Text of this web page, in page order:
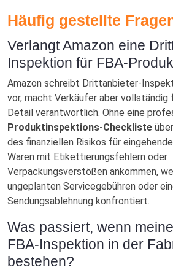
Häufig gestellte
Verlangt Amazon eine
Inspektion für FBA-
Amazon schreibt Drittanbieter-
vor, macht Verkäufer aber vollständig
Detail verantwortlich. Ohne eine
Produktinspektions-Checkliste
des finanziellen Risikos für
Waren mit Etikettierungsfehlern oder
Verpackungsverstößen ankommen,
ungeplanten Servicegebühren oder
Sendungsablehnung konfrontiert.
Was passiert, wenn
FBA-Inspektion in der
bestehen?